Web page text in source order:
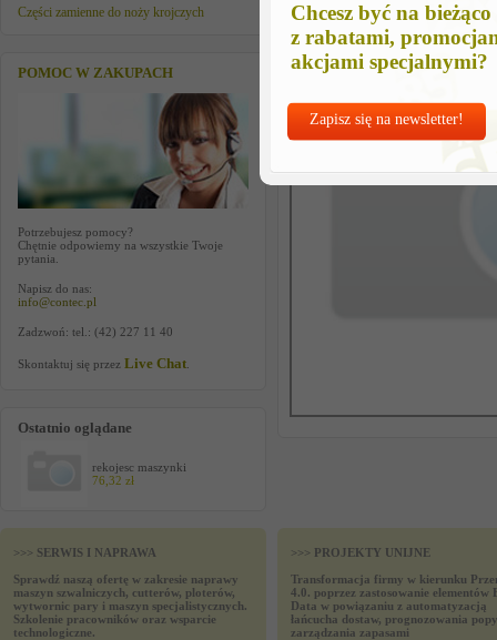
Chcesz być na bieżąco
z rabatami,
akcjami specjalnymi?
Zapisz się na newsletter!
Części zamienne do noży krojczych
POMOC W ZAKUPACH
Potrzebujesz pomocy?
Chętnie odpowiemy na wszystkie Twoje
pytania.
Napisz do nas:
info@contec.pl
Zadzwoń: tel.: (42) 227 11 40
Skontaktuj się przez Live Chat
Ostatnio oglądane
rekojesc maszynki
76,32 zł
>>> SERWIS I NAPRAWA
Sprawdź naszą ofertę w zakresie naprawy
maszyn szwalniczych, cutterów, ploterów,
wytwornic pary i maszyn specjalistycznych.
Szkolenie pracowników oraz wsparcie
technologiczne.
>>> PROJEKTY UNIJNE
Transformacja firmy w kierunku
4.0. poprzez zastosowanie elementów
Data w powiązaniu z automatyzacją
łańcucha dostaw, prognozowania
zarządzania zapasami